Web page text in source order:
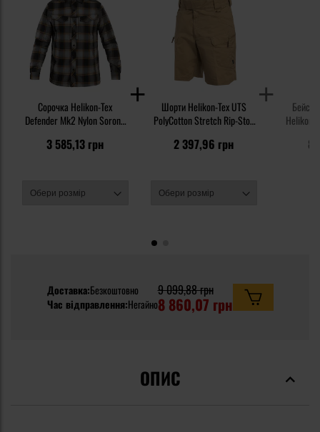
Сорочка Helikon-Tex
Defender Mk2 Nylon Sorona
3 585,13 грн
Шорти Helikon-Tex UTS
PolyCotton Stretch Rip-Stop
2 397,96 грн
Helikon-
Доставка:Безкоштовно
Час відправлення:Негайно
9 099,88 грн
8 860,07 грн
ОПИС